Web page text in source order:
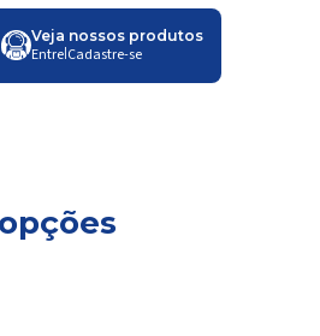
Veja nossos produtos
Entre|Cadastre-se